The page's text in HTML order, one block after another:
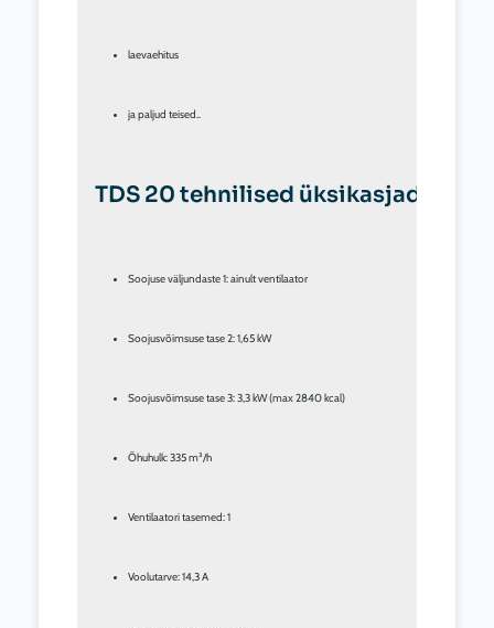
laevaehitus
ja paljud teised..
TDS 20 tehnilised üksikasjad
Soojuse väljundaste 1: ainult ventilaator
Soojusvõimsuse tase 2: 1,65 kW
Soojusvõimsuse tase 3: 3,3 kW (max 2840 kcal)
Õhuhulk: 335 m³/h
Ventilaatori tasemed: 1
Voolutarve: 14,3 A